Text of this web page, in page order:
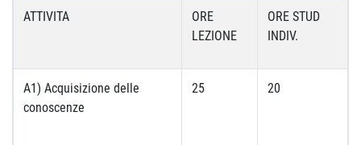
ATTIVITA
ORE
LEZIONE
ORE STUD
INDIV.
A1) Acquisizione delle
conoscenze
25 20